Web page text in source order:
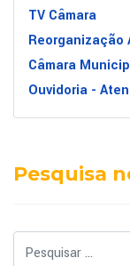
TV Câmara
Reorganização
Câmara
Ouvidoria -
Pesquisa